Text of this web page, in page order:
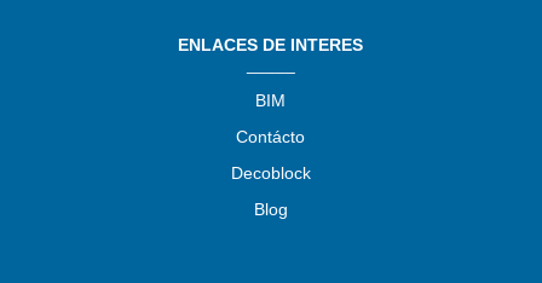
ENLACES DE INTERES
BIM
Contácto
Decoblock
Blog